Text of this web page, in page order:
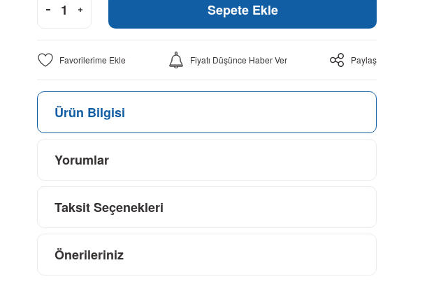
Sepete Ekle
Fiyatı Düşünce Haber Ver Paylaş
Ürün Bilgisi
Yorumlar
Taksit Seçenekleri
Önerileriniz